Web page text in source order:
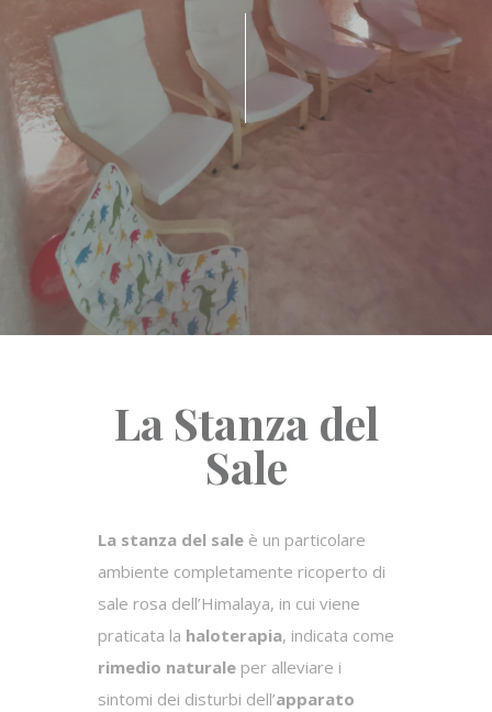
La Stanza del
Sale
La stanza del sale è un particolare
ambiente completamente ricoperto di
sale rosa dell’Himalaya, in cui viene
praticata la haloterapia, indicata come
rimedio naturale per alleviare i
sintomi dei disturbi dell’apparato